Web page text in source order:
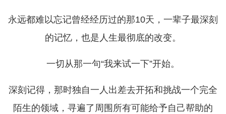
永远都难以忘记曾经经历过的那10天，一辈子最深刻
的记忆，也是人生最彻底的改变。
一切从那一句“我来试一下”开始。
深刻记得，那时独自一人出差去开拓和挑战一个完全
陌生的领域，寻遍了周围所有可能给予自己帮助的